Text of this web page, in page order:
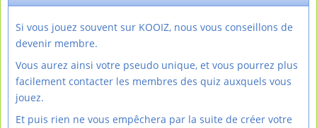
Si vous jouez souvent sur KOOIZ, nous vous conseillons de
devenir membre.
Vous aurez ainsi votre pseudo unique, et vous pourrez plus
facilement contacter les membres des quiz auxquels vous
jouez.
Et puis rien ne vous empêchera par la suite de créer votre